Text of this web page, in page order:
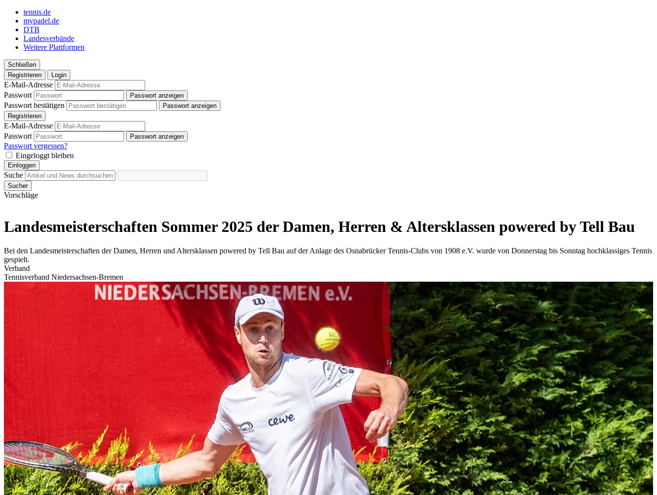
tennis.de
mypadel.de
DTB
Landesverbände
Weitere Plattformen
Schließen
Registrieren
Login
E-Mail-Adresse
Passwort
Passwort anzeigen
Passwort bestätigen
Passwort anzeigen
Registrieren
E-Mail-Adresse
Passwort
Passwort anzeigen
Passwort vergessen?
Eingeloggt bleiben
Einloggen
Suche
Sucher
Vorschläge
Landesmeisterschaften Sommer 2025 der Damen, Herren & Altersklassen powered by Tell Bau
Bei den Landesmeisterschaften der Damen, Herren und Altersklassen powered by Tell Bau auf der Anlage des Osnabrücker Tennis-Clubs von 1908 e.V. wurde von Donnerstag bis Sonntag hochklassiges Tennis
gespielt.
Verband
Tennisverband Niedersachsen-Bremen